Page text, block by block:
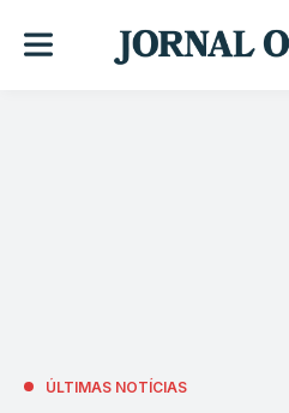
ÚLTIMAS NOTÍCIAS